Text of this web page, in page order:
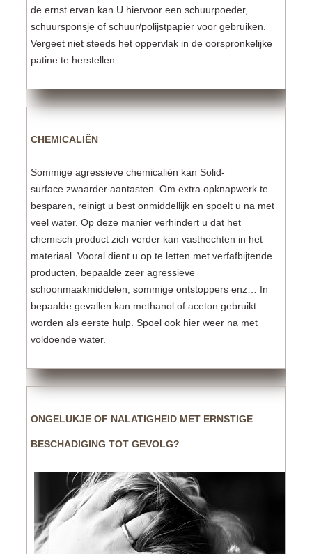
de ernst ervan kan U hiervoor een schuurpoeder,
schuursponsje of schuur/polijstpapier voor gebruiken.
Vergeet niet steeds het oppervlak in de oorspronkelijke
patine te herstellen.
CHEMICALIËN
Sommige agressieve chemicaliën kan Solid-
surface zwaarder aantasten. Om extra opknapwerk te
besparen, reinigt u best onmiddellijk en spoelt u na met
veel water. Op deze manier verhindert u dat het
chemisch product zich verder kan vasthechten in het
materiaal. Vooral dient u op te letten met verfafbijtende
producten, bepaalde zeer agressieve
schoonmaakmiddelen, sommige ontstoppers enz… In
bepaalde gevallen kan methanol of aceton gebruikt
worden als eerste hulp. Spoel ook hier weer na met
voldoende water.
ONGELUKJE OF NALATIGHEID MET ERNSTIGE
BESCHADIGING TOT GEVOLG?